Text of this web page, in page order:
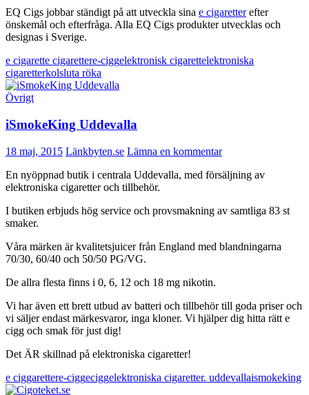
EQ Cigs jobbar ständigt på att utveckla sina e cigaretterefter
önskemål och efterfråga. Alla EQ Cigs produkter utvecklas och
designas i Sverige.
e cigarette cigarettere-ciggelektronisk cigarettelektroniska
cigaretterkolsluta röka
Övrigt
iSmokeKing Uddevalla
18 maj, 2015 Länkbyten.se Lämna en kommentar
En nyöppnad butik i centrala Uddevalla, med försäljning av
elektroniska cigaretter och tillbehör.
I butiken erbjuds hög service och provsmakning av samtliga 83 st
smaker.
Våra märken är kvalitetsjuicer från England med blandningarna
70/30, 60/40 och 50/50 PG/VG.
De allra flesta finns i 0, 6, 12 och 18 mg nikotin.
Vi har även ett brett utbud av batteri och tillbehör till goda priser och
vi säljer endast märkesvaror, inga kloner. Vi hjälper dig hitta rätt e
cigg och smak för just dig!
Det ÄR skillnad på elektroniska cigaretter!
e ciggarettere-ciggeciggelektroniska cigaretter. uddevallaismokeking